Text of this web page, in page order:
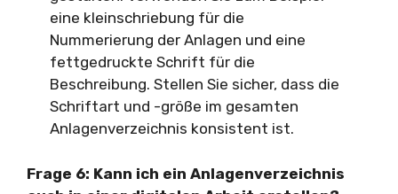
eine kleinschriebung für die
Nummerierung der Anlagen und eine
fettgedruckte Schrift für die
Beschreibung. Stellen Sie sicher, dass die
Schriftart und -größe im gesamten
Anlagenverzeichnis konsistent ist.
Frage 6: Kann ich ein Anlagenverzeichnis